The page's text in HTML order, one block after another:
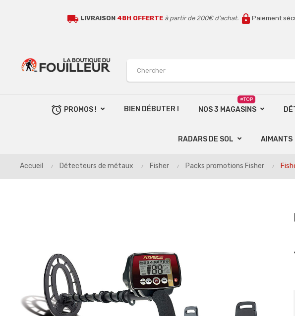
local_shipping LIVRAISON 48H OFFERTE à partir de 200€ d'achat. lock Paiement
alarm PROMOS ! BIEN DÉBUTER ! NOS 3 MAGASINS
#TOP
RADARS DE SOL AIMANTS
Accueil Détecteurs de métaux Fisher Packs promotions Fisher